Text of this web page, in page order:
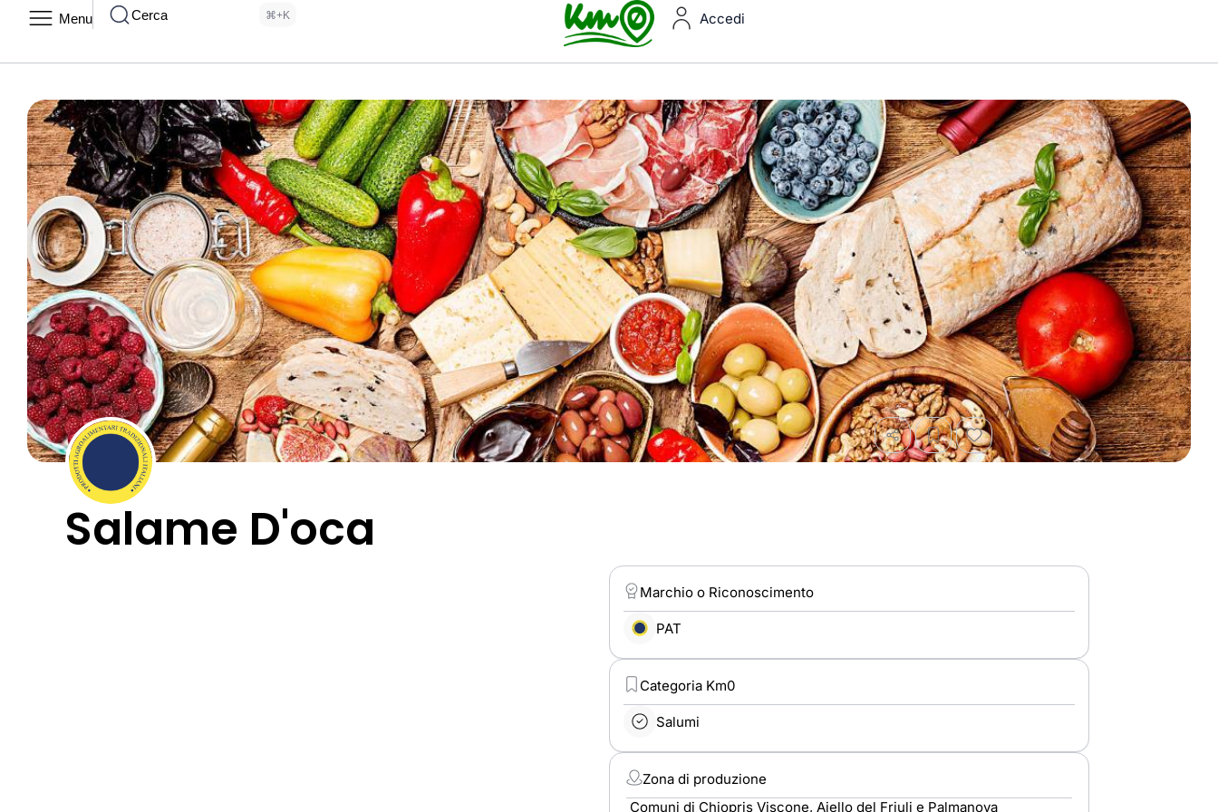
Menu Cerca ⌘+K Accedi
Salame D'oca
Marchio o Riconoscimento
PAT
Categoria Km0
Salumi
Zona di produzione
Comuni di Chiopris Viscone, Aiello del Friuli e Palmanova